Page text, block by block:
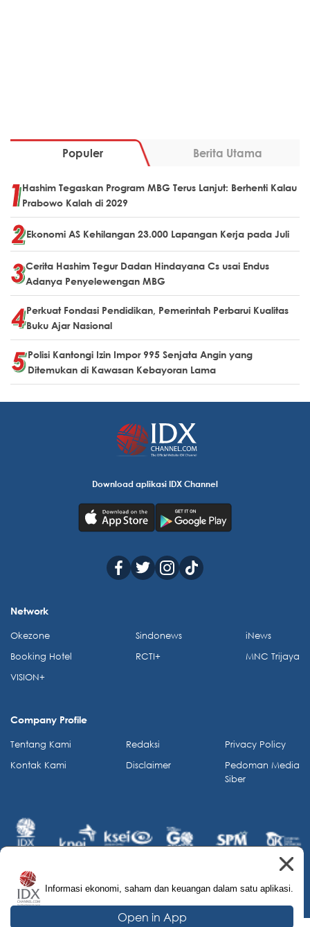
Populer Berita Utama
Hashim Tegaskan Program MBG Terus Lanjut: Berhenti Kalau
Prabowo Kalah di 2029
Ekonomi AS Kehilangan 23.000 Lapangan Kerja pada Juli
Cerita Hashim Tegur Dadan Hindayana Cs usai Endus
Adanya Penyelewengan MBG
Perkuat Fondasi Pendidikan, Pemerintah Perbarui Kualitas
Buku Ajar Nasional
Polisi Kantongi Izin Impor 995 Senjata Angin yang
Ditemukan di Kawasan Kebayoran Lama
Informasi ekonomi, saham dan keuangan dalam satu aplikasi.
Open in App
Download aplikasi IDX Channel
Network
Okezone
Booking Hotel
VISION+
Sindonews
RCTI+
iNews
MNC Trijaya
Company Profile
Tentang Kami
Kontak Kami
Redaksi
Disclaimer
Privacy Policy
Pedoman Media
Siber
© 2026 IDX Channel. All Rights Reserved.